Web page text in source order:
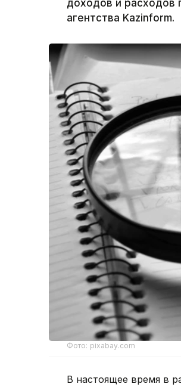
доходов и расходов
агентства Kazinform.
Фото: pixabay.com
В настоящее время в